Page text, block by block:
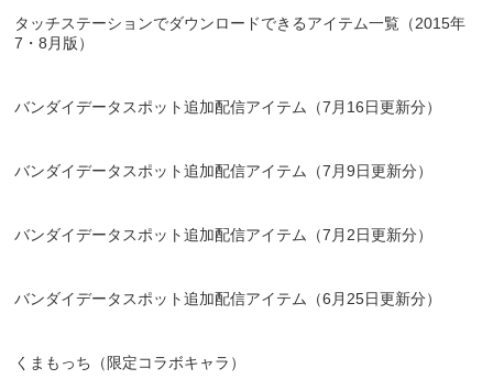
タッチステーションでダウンロードできるアイテム一覧（2015年
7・8月版）
バンダイデータスポット追加配信アイテム（7月16日更新分）
バンダイデータスポット追加配信アイテム（7月9日更新分）
バンダイデータスポット追加配信アイテム（7月2日更新分）
バンダイデータスポット追加配信アイテム（6月25日更新分）
くまもっち（限定コラボキャラ）